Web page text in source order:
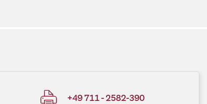
+49 711 - 2582-390